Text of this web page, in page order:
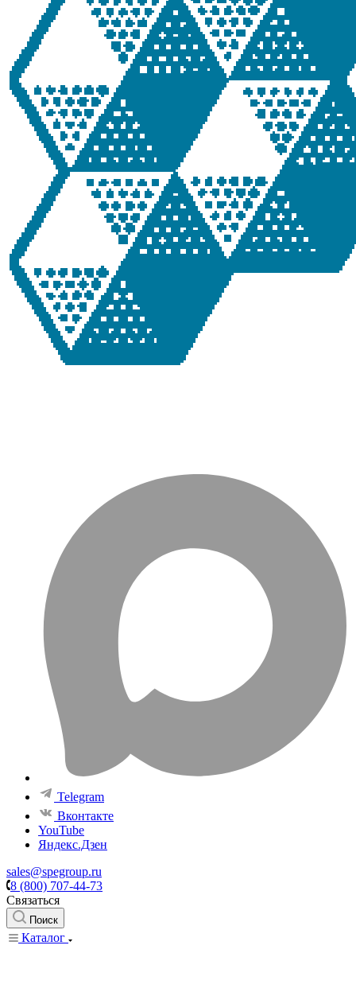
Telegram
Вконтакте
YouTube
Яндекс.Дзен
sales@spegroup.ru
8 (800) 707-44-73
Связаться
Поиск
Каталог